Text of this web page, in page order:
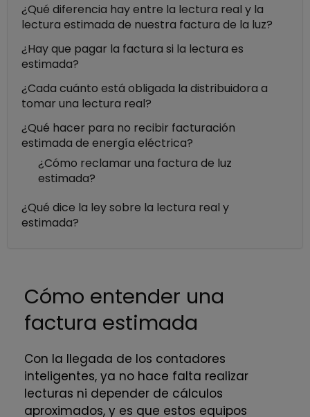
¿Qué diferencia hay entre la lectura real y la
lectura estimada de nuestra factura de la luz?
¿Hay que pagar la factura si la lectura es
estimada?
¿Cada cuánto está obligada la distribuidora a
tomar una lectura real?
¿Qué hacer para no recibir facturación
estimada de energía eléctrica?
¿Cómo reclamar una factura de luz
estimada?
¿Qué dice la ley sobre la lectura real y
estimada?
Cómo entender una
factura estimada
Con la llegada de los contadores
inteligentes, ya no hace falta realizar
lecturas ni depender de cálculos
aproximados, y es que estos equipos